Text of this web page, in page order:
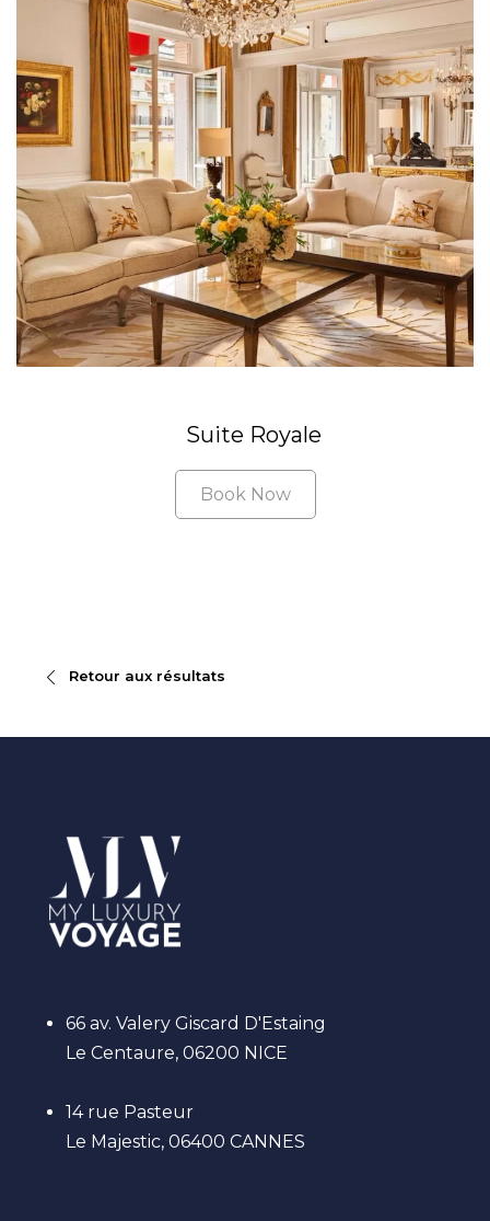
Suite Royale
Book Now
Retour aux résultats
66 av. Valery Giscard D'Estaing
Le Centaure, 06200 NICE
14 rue Pasteur
Le Majestic, 06400 CANNES